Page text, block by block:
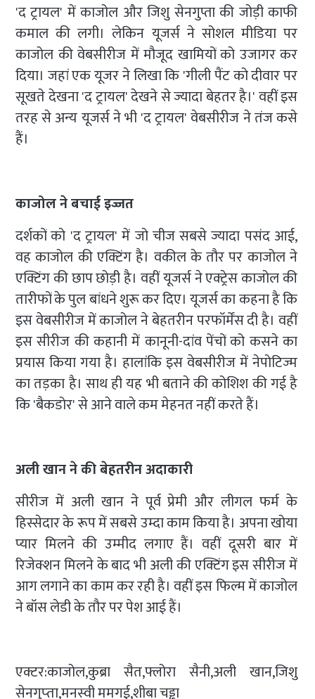
'द ट्रायल' में काजोल और जिशु सेनगुप्ता की जोड़ी काफी
कमाल की लगी। लेकिन यूजर्स ने सोशल मीडिया पर
काजोल की वेबसीरीज में मौजूद खामियों को उजागर कर
दिया। जहां एक यूजर ने लिखा कि 'गीली पैंट को दीवार पर
सूखते देखना 'द ट्रायल' देखने से ज्यादा बेहतर है।' वहीं इस
तरह से अन्य यूजर्स ने भी 'द ट्रायल' वेबसीरीज ने तंज कसे
हैं।
काजोल ने बचाई इज्जत
दर्शकों को 'द ट्रायल' में जो चीज सबसे ज्यादा पसंद आई,
वह काजोल की एक्टिंग है। वकील के तौर पर काजोल ने
एक्टिंग की छाप छोड़ी है। वहीं यूजर्स ने एक्ट्रेस काजोल की
तारीफों के पुल बांधने शुरू कर दिए। यूजर्स का कहना है कि
इस वेबसीरीज में काजोल ने बेहतरीन परफॉर्मेंस दी है। वहीं
इस सीरीज की कहानी में कानूनी-दांव पेंचों को कसने का
प्रयास किया गया है। हालांकि इस वेबसीरीज में नेपोटिज्म
का तड़का है। साथ ही यह भी बताने की कोशिश की गई है
कि 'बैकडोर' से आने वाले कम मेहनत नहीं करते हैं।
अली खान ने की बेहतरीन अदाकारी
सीरीज में अली खान ने पूर्व प्रेमी और लीगल फर्म के
हिस्सेदार के रूप में सबसे उम्दा काम किया है। अपना खोया
प्यार मिलने की उम्मीद लगाए हैं। वहीं दूसरी बार में
रिजेक्शन मिलने के बाद भी अली की एक्टिंग इस सीरीज में
आग लगाने का काम कर रही है। वहीं इस फिल्म में काजोल
ने बॉस लेडी के तौर पर पेश आई हैं।
एक्टर:काजोल,कुब्रा सैत,फ्लोरा सैनी,अली खान,जिशु
सेनगुप्‍ता,मनस्‍वी ममगई,शीबा चड्ढा